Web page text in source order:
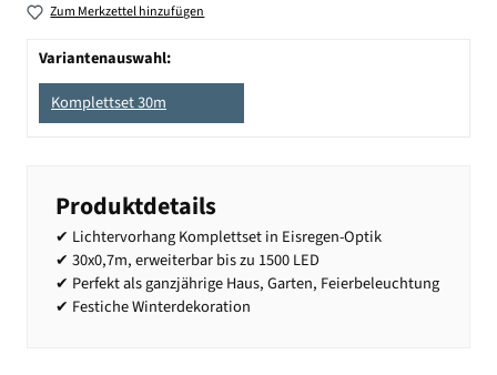
Zum Merkzettel hinzufügen
Variantenauswahl:
Komplettset 30m
Produktdetails
✔ Lichtervorhang Komplettset in Eisregen-Optik
✔ 30x0,7m, erweiterbar bis zu 1500 LED
✔ Perfekt als ganzjährige Haus, Garten, Feierbeleuchtung
✔ Festiche Winterdekoration